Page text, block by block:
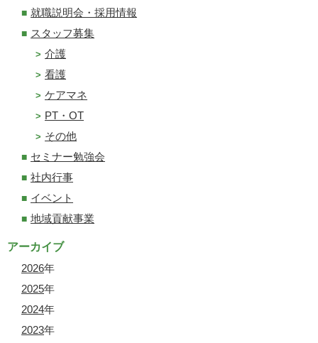
就職説明会・採用情報
スタッフ募集
介護
看護
ケアマネ
PT・OT
その他
セミナー勉強会
社内行事
イベント
地域貢献事業
アーカイブ
2026年
2025年
2024年
2023年